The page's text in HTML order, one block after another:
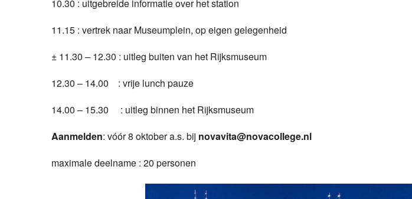
10.30 : uitgebreide informatie over het station
11.15 : vertrek naar Museumplein, op eigen gelegenheid
± 11.30 – 12.30 : uitleg buiten van het Rijksmuseum
12.30 – 14.00 : vrije lunch pauze
14.00 – 15.30 : uitleg binnen het Rijksmuseum
Aanmelden: vóór 8 oktober a.s. bij novavita@novacollege.nl
maximale deelname : 20 personen